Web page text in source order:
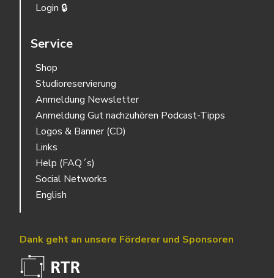
Login 🔒
Service
Shop
Studioreservierung
Anmeldung Newsletter
Anmeldung Gut nachzuhören Podcast-Tipps
Logos & Banner (CD)
Links
Help (FAQ´s)
Social Networks
English
Dank geht an unsere Förderer und Sponsoren